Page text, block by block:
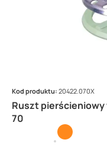
Ruszt
70
Kod produktu: 20422.070X